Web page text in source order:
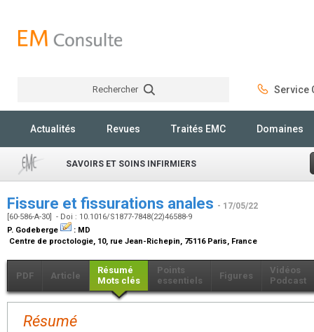
Rechercher Service
Actualités Revues Traités EMC Domaines
SAVOIRS ET SOINS INFIRMIERS
Fissure et fissurations anales - 17/05/22
[60-586-A-30] - Doi : 10.1016/S1877-7848(22)46588-9
P. Godeberge
: MD
Centre de proctologie, 10, rue Jean-Richepin, 75116 Paris, France
PDF Article
Résumé
Mots clés
Points
essentiels
Figures
Vidéos
Podcast
Résumé